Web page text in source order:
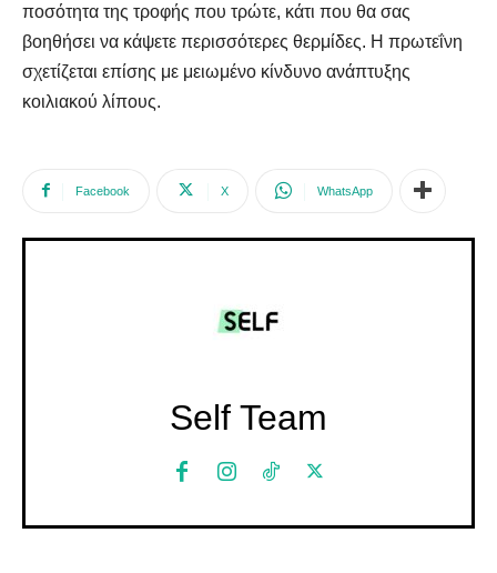
ποσότητα της τροφής που τρώτε, κάτι που θα σας
βοηθήσει να κάψετε περισσότερες θερμίδες. Η πρωτεΐνη
σχετίζεται επίσης με μειωμένο κίνδυνο ανάπτυξης
κοιλιακού λίπους.
Facebook X WhatsApp
Self Team